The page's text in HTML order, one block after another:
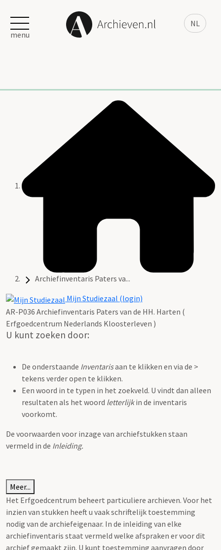
NL
menu
Archiefinventaris Paters va...
Mijn Studiezaal (login)
AR-P036 Archiefinventaris Paters van de HH. Harten (
Erfgoedcentrum Nederlands Kloosterleven )
U kunt zoeken door:
De onderstaande Inventarisaan te klikken en via de >
tekens verder open te klikken.
Een woord in te typen in het zoekveld. U vindt dan alleen
resultaten als het woord letterlijkin de inventaris
voorkomt.
De voorwaarden voor inzage van archiefstukken staan
vermeld in de Inleiding.
Meer...
Het Erfgoedcentrum beheert particuliere archieven. Voor het
inzien van stukken heeft u vaak schriftelijk toestemming
nodig van de archiefeigenaar. In de inleiding van elke
archiefinventaris staat vermeld welke afspraken er voor dit
archief gemaakt zijn. U kunt toestemming aanvragen door